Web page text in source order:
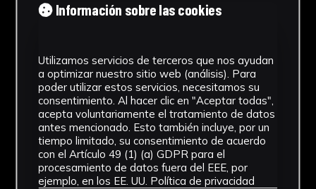
Tipología
Cronología
SF
Fondo
Sin fondo
Información sobre las cookies
Utilizamos servicios de terceros que nos ayudan
a optimizar nuestro sitio web (análisis). Para
poder utilizar estos servicios, necesitamos su
consentimiento. Al hacer clic en "Aceptar todas",
acepta voluntariamente el tratamiento de datos
antes mencionado. Esto también incluye, por un
tiempo limitado, su consentimiento de acuerdo
con el Artículo 49 (1) (a) GDPR para el
procesamiento de datos fuera del EEE, por
ejemplo, en los EE. UU. Política de privacidad